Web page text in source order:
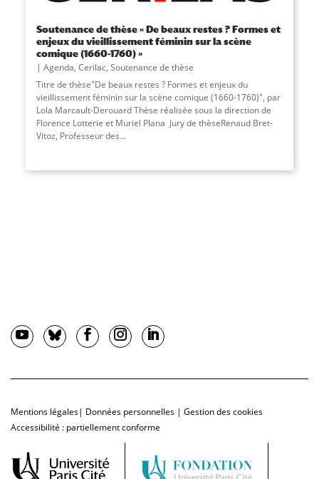
Soutenance de thèse « De beaux restes ? Formes et
enjeux du vieillissement féminin sur la scène
comique (1660-1760) »
Agenda, Cerilac, Soutenance de thèse
Titre de thèse"De beaux restes ? Formes et enjeux du
vieillissement féminin sur la scène comique (1660-1760)", par
Lola Marcault-Derouard Thèse réalisée sous la direction de
Florence Lotterie et Muriel Plana Jury de thèseRenaud Bret-
Vitoz, Professeur des...
Mentions légales| Données personnelles | Gestion des cookies
Accessibilité : partiellement conforme